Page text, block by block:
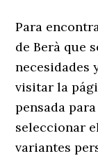
Para
de Berà que
necesidades
visitar la
pensada
seleccionar
variantes